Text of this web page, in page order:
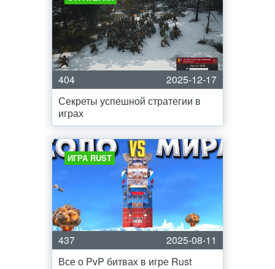
404
2025-12-17
Секреты успешной стратегии в
играх
ИГРА RUST
437
2025-08-11
Все о PvP битвах в игре Rust